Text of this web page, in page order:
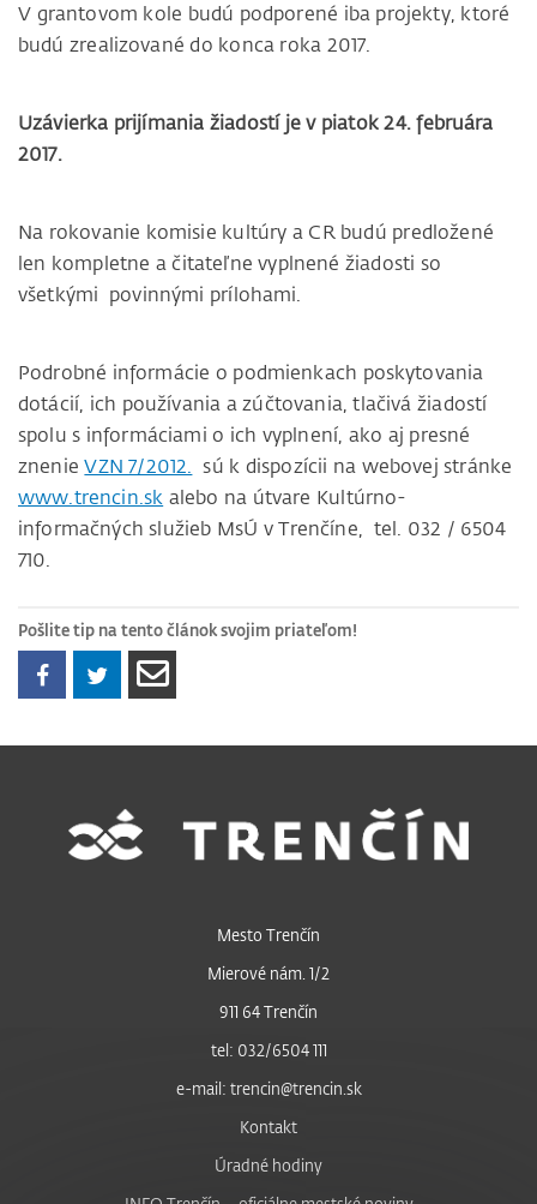
V grantovom kole budú podporené iba projekty, ktoré
budú zrealizované do konca roka 2017.
Uzávierka prijímania žiadostí je v piatok 24. februára
2017.
Na rokovanie komisie kultúry a CR budú predložené
len kompletne a čitateľne vyplnené žiadosti so
všetkými povinnými prílohami.
Podrobné informácie o podmienkach poskytovania
dotácií, ich používania a zúčtovania, tlačivá žiadostí
spolu s informáciami o ich vyplnení, ako aj presné
znenieVZN 7/2012. sú k dispozícii na webovej stránke
www.trencin.sk alebo na útvare Kultúrno-
informačných služieb MsÚ v Trenčíne, tel. 032 / 6504
710.
Pošlite tip na tento článok svojim priateľom!
Mesto Trenčín
Mierové nám. 1/2
911 64 Trenčín
tel: 032/6504 111
e-mail: trencin@trencin.sk
Kontakt
Úradné hodiny